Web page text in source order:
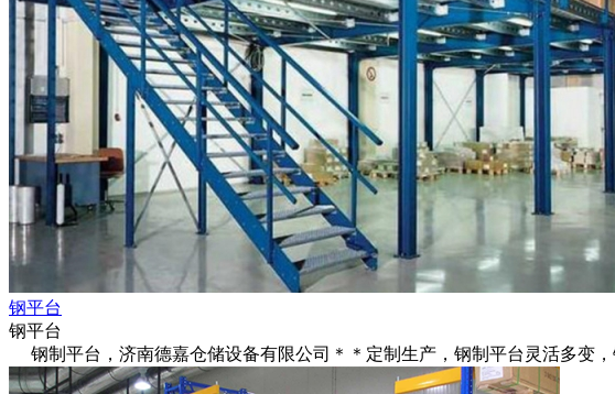
钢平台
钢平台
钢制平台，济南德嘉仓储设备有限公司＊＊定制生产，钢制平台灵活多变